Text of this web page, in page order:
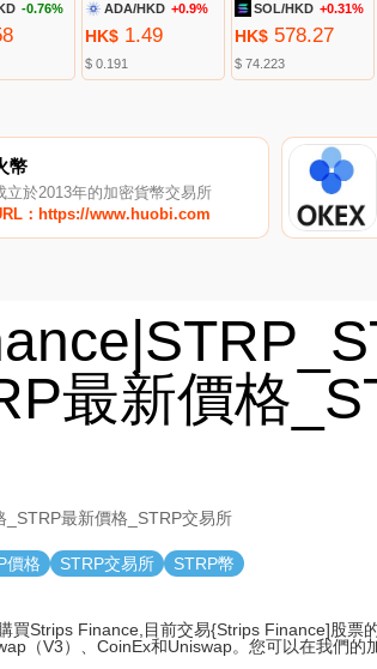
-0.76% ADA/HKD +0.9%
HK$1.49
$ 0.191
SOL/HKD +0.31%
HK$ 578.27
$ 74.223
幣
立於2013年的加密貨幣交易所
：https://www.huobi.com
最新價格
最新價格_STRP交易所
價格 STRP交易所
STRP幣
買Strips Finance,目前交易{Strips Finance]股票
（V3）、CoinEx和Uniswap。您可以在我們的